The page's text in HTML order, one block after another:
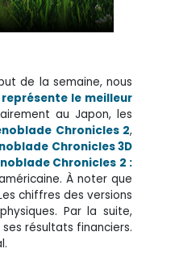
de la semaine, nous
le meilleur
au Japon, les
Chronicles 2,
Chronicles 3D
Chronicles 2 :
À noter que
chiffres des versions
Par la suite,
résultats financiers.